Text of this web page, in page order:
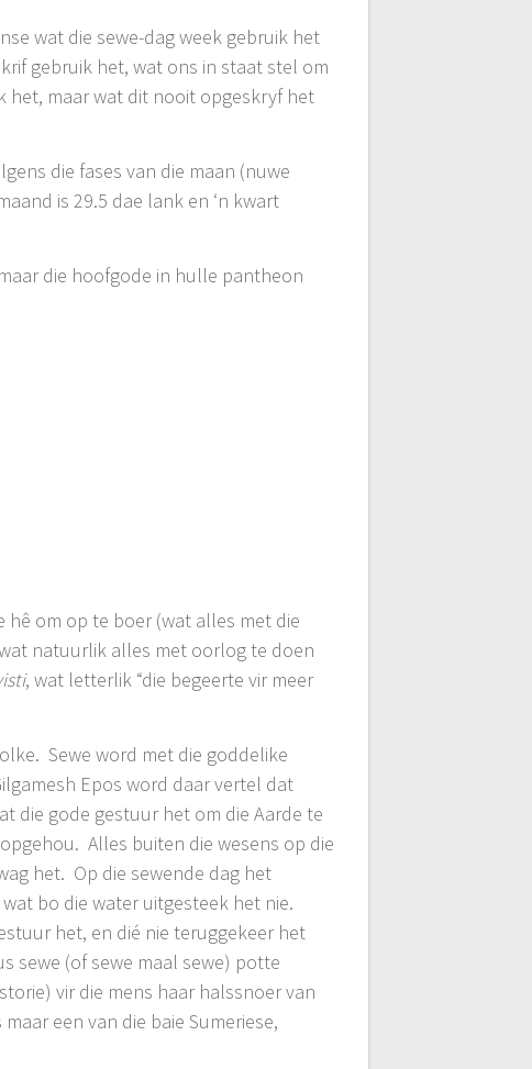
wat die sewe-dag week gebruik het
gebruik het, wat ons in staat stel om
het, maar wat dit nooit opgeskryf het
die fases van die maan (nuwe
is 29.5 dae lank en ‘n kwart
die hoofgode in hulle pantheon
om op te boer (wat alles met die
natuurlik alles met oorlog te doen
, wat letterlik “die begeerte vir meer
Sewe word met die goddelike
Epos word daar vertel dat
die gode gestuur het om die Aarde te
Alles buiten die wesens op die
het. Op die sewende dag het
bo die water uitgesteek het nie.
het, en dié nie teruggekeer het
sewe (of sewe maal sewe) potte
vir die mens haar halssnoer van
een van die baie Sumeriese,